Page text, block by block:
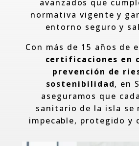
avanzados que
normativa vigente y
entorno seguro y
Con más de 15 años de
certificaciones en
prevención de
sostenibilidad, en
aseguramos que
sanitario de la isla se
impecable, protegido y